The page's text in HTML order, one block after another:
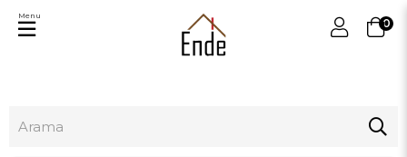
0
Menu